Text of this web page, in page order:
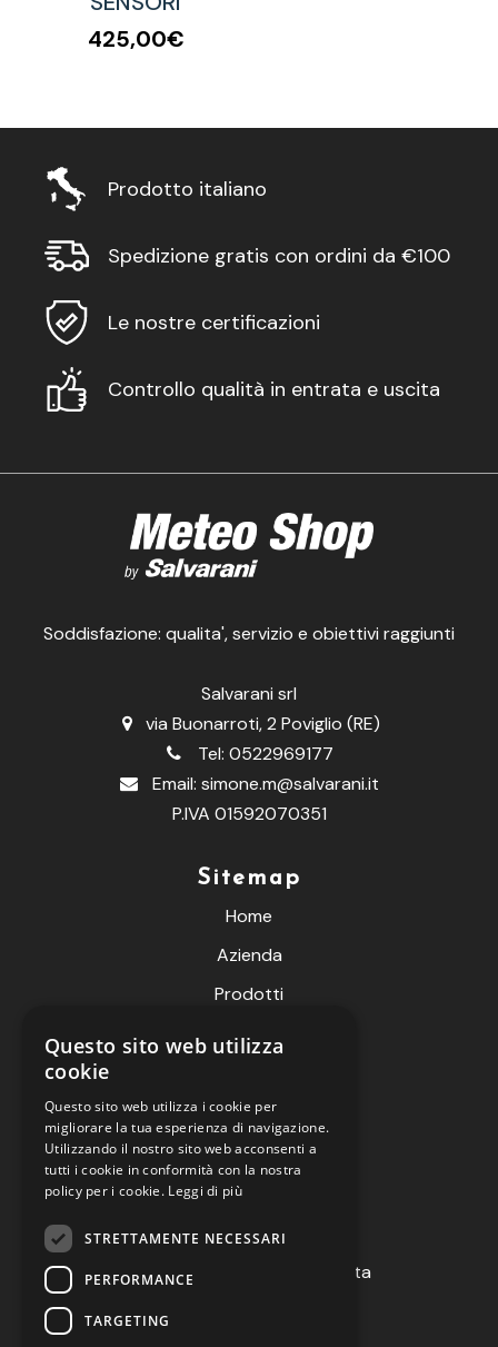
425,00€
Prodotto italiano
Spedizione gratis con ordini da €100
Le nostre certificazioni
Controllo qualità in entrata e uscita
Soddisfazione: qualita', servizio e obiettivi raggiunti
Salvarani srl
via Buonarroti, 2 Poviglio (RE)
Tel: 0522969177
Email: simone.m@salvarani.it
P.IVA 01592070351
Sitemap
Home
Azienda
Prodotti
Fiere
Live Meteo
B2B
Informazioni
Termini e condizioni di vendita
Questo sito web utilizza
cookie
Questo sito web utilizza i cookie per
migliorare la tua esperienza di navigazione.
Utilizzando il nostro sito web acconsenti a
tutti i cookie in conformità con la nostra
policy per i cookie. Leggi di più
STRETTAMENTE NECESSARI
PERFORMANCE
TARGETING